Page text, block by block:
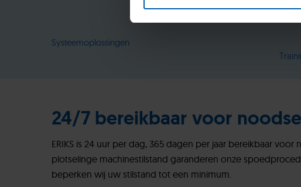
Systeemoplossingen
24/7 bereikbaar voor
ERIKS is 24 uur per dag, 365 dagen per jaar bereikbaar
plotselinge machinestilstand garanderen onze
beperken wij uw stilstand tot een minimum.